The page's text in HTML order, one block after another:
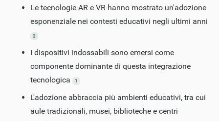
Le tecnologie AR e VR hanno mostrato un'adozione
esponenziale nei contesti educativi negli ultimi anni
2
I dispositivi indossabili sono emersi come
componente dominante di questa integrazione
tecnologica
1
L'adozione abbraccia più ambienti educativi, tra cui
aule tradizionali, musei, biblioteche e centri